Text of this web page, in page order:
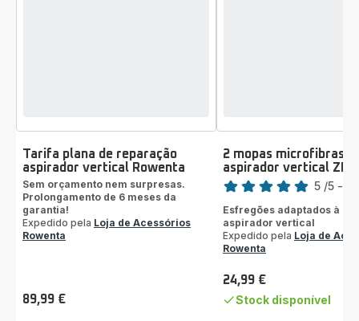
Tarifa plana de reparação
aspirador vertical Rowenta
Sem orçamento nem surpresas.
Prolongamento de 6 meses da
garantia!
Expedido pela Loja de Acessórios
Rowenta
Preço
89,99 €
2 mopas microfibras
aspirador vertical
Classificação
de
cinco
estrelas
5 /5 -
Esfregões adaptados à
aspirador vertical
Expedido pela Loja de
Rowenta
Preço
24,99 €
Stock disponível